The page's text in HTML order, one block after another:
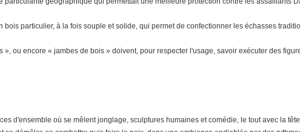
bois particulier, à la fois souple et solide, qui permet de confectionner les échasses
», ou encore « jambes de bois » doivent, pour respecter l'usage, savoir exécuter des
d'ensemble où se mêlent jonglage, sculptures humaines et comédie, le tout avec la tête